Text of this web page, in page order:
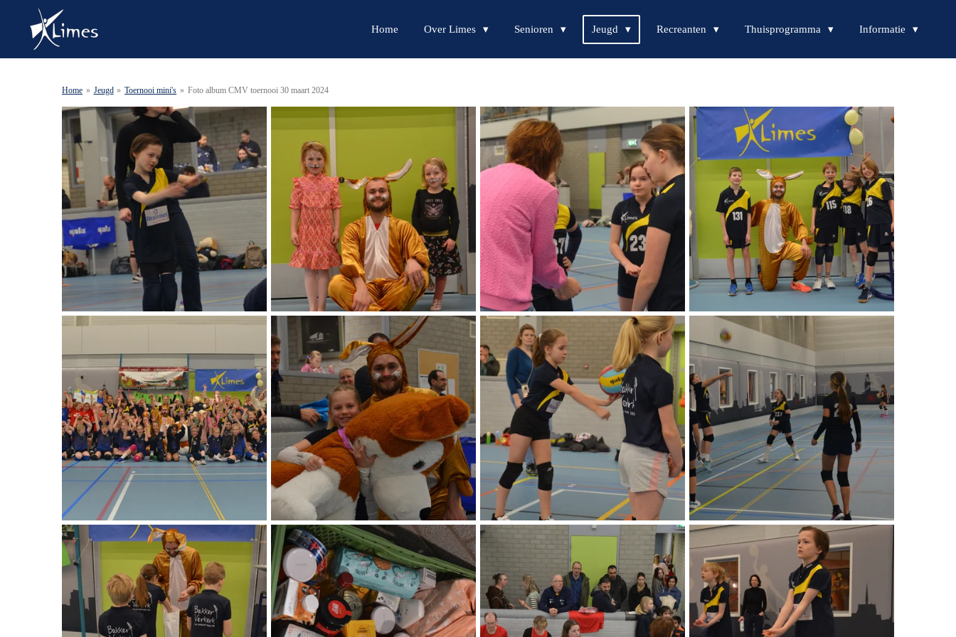
de
Home Over Limes Senioren Jeugd Recreanten Thuisprogramma Informatie
Home » Jeugd » Toernooi mini's » Foto album CMV toernooi 30 maart 2024